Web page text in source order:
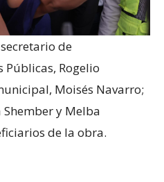
de
Públicas, Rogelio
Moisés Navarro;
y Melba
de la obra.